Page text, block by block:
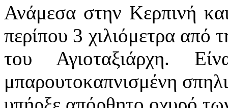
Ανάμεσα στην Κερπινή
περίπου 3 χιλιόμετρα από
του Αγιοταξιάρχη.
μπαρουτοκαπνισμένη